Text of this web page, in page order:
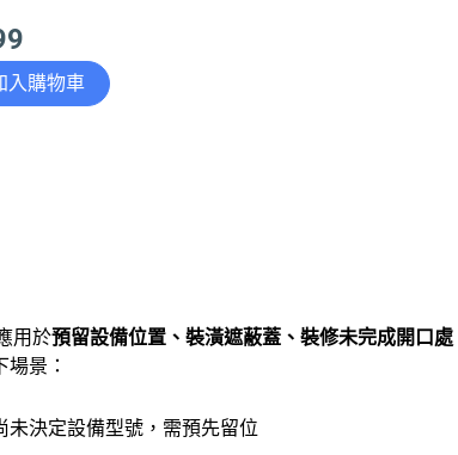
入購物車
用於預留設備位置、裝潢遮蔽蓋、裝修未完成開口
景：
未決定設備型號，需預先留位